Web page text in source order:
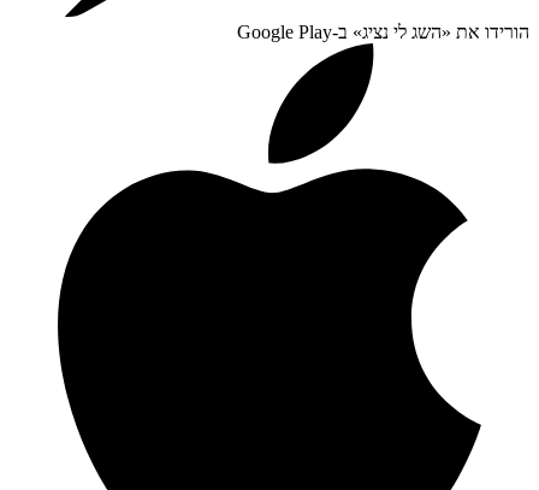
הורידו את «השג לי נציג» ב-Google Play